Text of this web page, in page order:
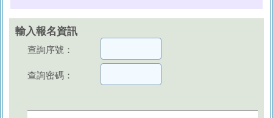
輸入報名資訊
查詢序號：
查詢密碼：